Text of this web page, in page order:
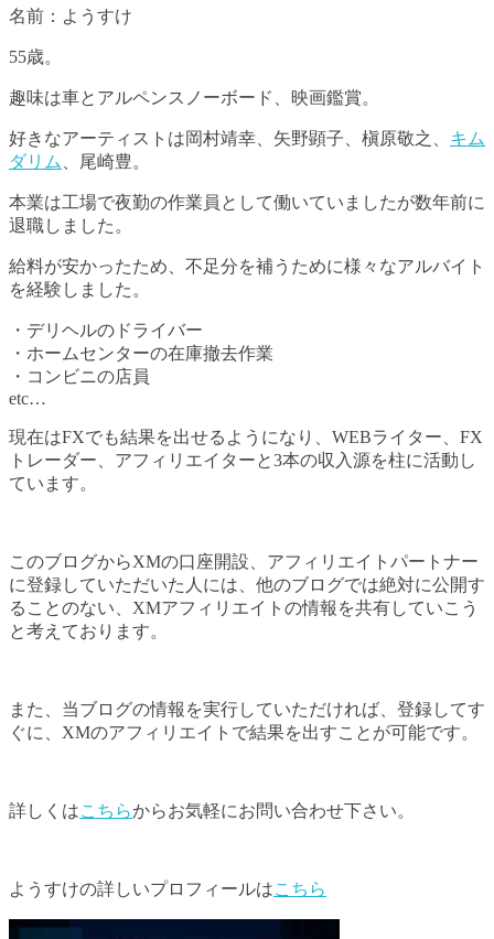
名前：ようすけ
55歳。
趣味は車とアルペンスノーボード、映画鑑賞。
好きなアーティストは岡村靖幸、矢野顕子、槇原敬之、 キム
ダリム
、尾崎豊。
本業は工場で夜勤の作業員として働いていましたが数年前に
退職しました。
給料が安かったため、不足分を補うために様々なアルバイト
を経験しました。
・デリヘルのドライバー
・ホームセンターの在庫撤去作業
・コンビニの店員
etc…
現在はFXでも結果を出せるようになり、WEBライター、FX
トレーダー、アフィリエイターと3本の収入源を柱に活動し
ています。
このブログからXMの口座開設、アフィリエイトパートナー
に登録していただいた人には、他のブログでは絶対に公開す
ることのない、XMアフィリエイトの情報を共有していこう
と考えております。
また、当ブログの情報を実行していただければ、登録してす
ぐに、XMのアフィリエイトで結果を出すことが可能です。
詳しくはこちらからお気軽にお問い合わせ下さい。
ようすけの詳しいプロフィールはこちら